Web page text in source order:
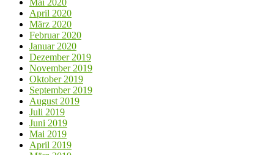
April 2020
März 2020
Februar 2020
Januar 2020
Dezember 2019
November 2019
Oktober 2019
September 2019
August 2019
Juli 2019
Juni 2019
Mai 2019
April 2019